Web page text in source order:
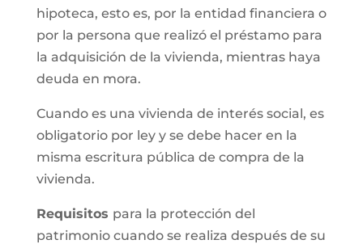
hipoteca, esto es, por la entidad financiera o
por la persona que realizó el préstamo para
la adquisición de la vivienda, mientras haya
deuda en mora.
Cuando es una vivienda de interés social, es
obligatorio por ley y se debe hacer en la
misma escritura pública de compra de la
vivienda.
Requisitos para la protección del
patrimonio cuando se realiza después de su